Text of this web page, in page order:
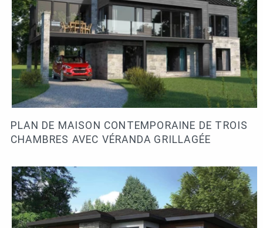
PLAN DE MAISON CONTEMPORAINE DE TROIS
CHAMBRES AVEC VÉRANDA GRILLAGÉE